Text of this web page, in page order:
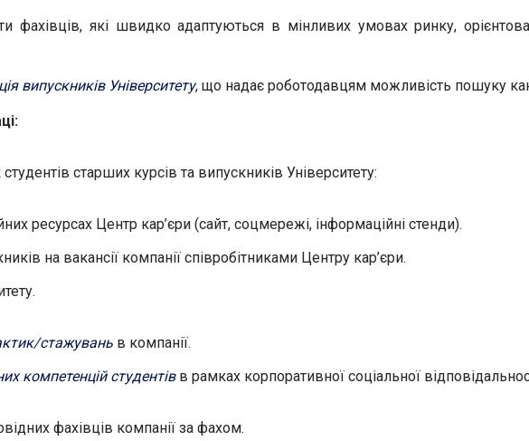
які швидко адаптуються в мінливих умовах ринку,
випускників Університету, що надає роботодавцям можливість пошуку
старших курсів та випускників Університету:
ресурсах Центр кар’єри (сайт, соцмережі, інформаційні стенди).
на вакансії компанії співробітниками Центру кар’єри.
стажувань в компанії.
компетенцій студентівв рамках корпоративної соціальної
фахівців компанії за фахом.